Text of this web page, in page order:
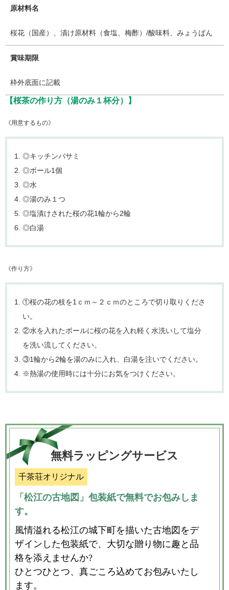
原材料名
桜花（国産）、漬け原材料（食塩、梅酢）/酸味料、みょうばん
賞味期限
枠外底面に記載
【桜茶の作り方（湯のみ１杯分）】
《用意するもの》
◎キッチンバサミ
◎ボール1個
◎水
◎湯のみ１つ
◎塩漬けされた桜の花1輪から2輪
◎白湯
《作り方》
①桜の花の枝を1ｃｍ～２ｃｍのところで切り取りくださ
い。
②水を入れたボールに桜の花を入れ軽く水洗いして塩分
を洗い流してください。
③1輪から2輪を湯のみに入れ、白湯を注いでください。
※熱湯の使用時には十分にお気をつけください。